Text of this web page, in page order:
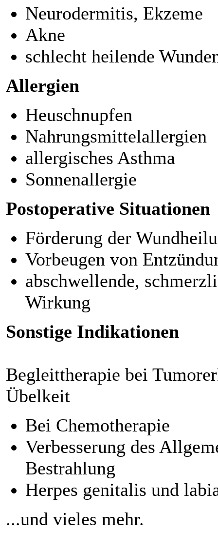
Neurodermitis, Ekzeme
Akne
schlecht heilende
Allergien
Heuschnupfen
Nahrungsmittelallergien
allergisches Asthma
Sonnenallergie
Postoperative Situationen
Förderung der
Vorbeugen von
abschwellende,
Wirkung
Sonstige Indikationen
Begleittherapie bei
Übelkeit
Bei Chemotherapie
Verbesserung des
Bestrahlung
Herpes genitalis und
...und vieles mehr.